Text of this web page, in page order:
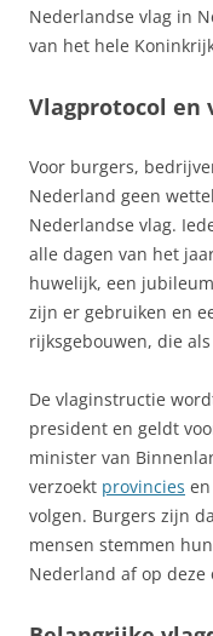
Nederlandse vlag in
van het hele
Vlagprotocol
Voor burgers,
Nederland geen
Nederlandse vlag.
alle dagen van het
huwelijk, een
zijn er gebruiken en
rijksgebouwen, die
De vlaginstructie
president en geldt
minister van
verzoekt provincies en
volgen. Burgers zijn
mensen stemmen
Nederland af op deze